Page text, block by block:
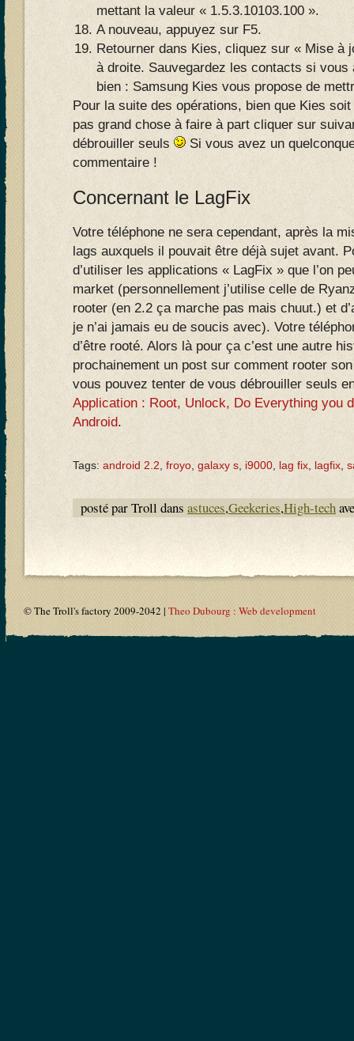
mettant la valeur « 1.5.3.10103.100 ».
A nouveau, appuyez sur F5.
Retourner dans Kies, cliquez sur « Mise à
à droite. Sauvegardez les contacts si
bien : Samsung Kies vous propose de
Pour la suite des opérations, bien que Kies soit
pas grand chose à faire à part cliquer sur
débrouiller seuls
Si vous avez un
commentaire !
Concernant le LagFix
Votre téléphone ne sera cependant, après la
lags auxquels il pouvait être déjà sujet avant.
d’utiliser les applications « LagFix » que l’on
market (personnellement j’utilise celle de
rooter (en 2.2 ça marche pas mais chuut.) et
je n’ai jamais eu de soucis avec). Votre
d’être rooté. Alors là pour ça c’est une autre
prochainement un post sur comment rooter
vous pouvez tenter de vous débrouiller seuls
Application : Root, Unlock, Do Everything you
Android.
Tags: android 2.2 froyo galaxy s i9000 lag fix lagfix
posté par Troll dans astuces,Geekeries,High-tech
© The Troll's factory 2009-2042 | Theo Dubourg : Web development